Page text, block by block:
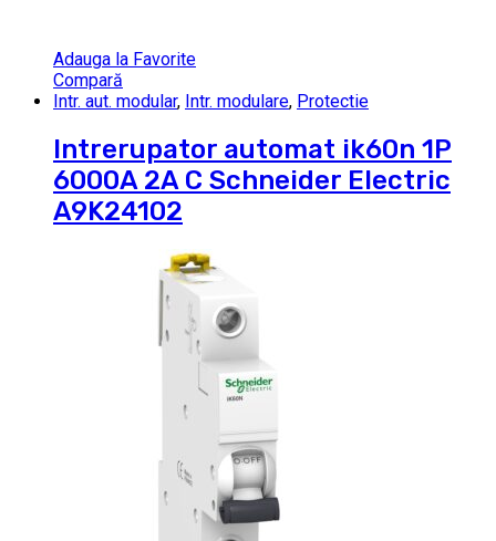
Adauga la Favorite
Compară
Intr. aut. modular, Intr. modulare, Protectie
Intrerupator automat ik60n 1P
6000A 2A C Schneider Electric
A9K24102